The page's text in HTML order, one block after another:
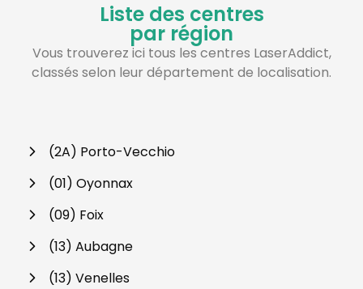
Liste des centres
par région
Vous trouverez ici tous les centres LaserAddict,
classés selon leur département de localisation.
(2A) Porto-Vecchio
(01) Oyonnax
(09) Foix
(13) Aubagne
(13) Venelles